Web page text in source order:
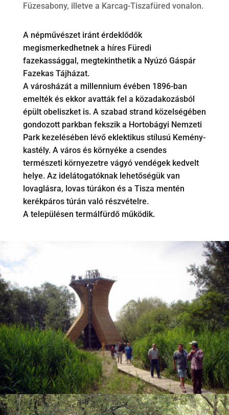
Füzesabony, illetve a Karcag-Tiszafüred vonalon.
A népművészet iránt érdeklődők
megismerkedhetnek a híres Füredi
fazekassággal, megtekinthetik a Nyúzó Gáspár
Fazekas Tájházat.
A városházát a millennium évében 1896-ban
emelték és ekkor avatták fel a közadakozásból
épült obeliszket is. A szabad strand közelségében
gondozott parkban fekszik a Hortobágyi Nemzeti
Park kezelésében lévő eklektikus stílusú Kemény-
kastély. A város és környéke a csendes
természeti környezetre vágyó vendégek kedvelt
helye. Az idelátogatóknak lehetőségük van
lovaglásra, lovas túrákon és a Tisza mentén
kerékpáros túrán való részvételre.
A településen termálfürdő működik.